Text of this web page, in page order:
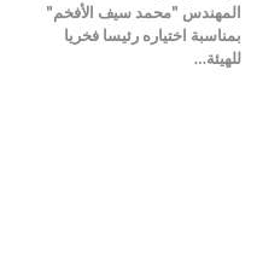
المهندس "محمد سيف الأفخم"
بمناسبة اختياره رئيسا فخريا
للهيئة…